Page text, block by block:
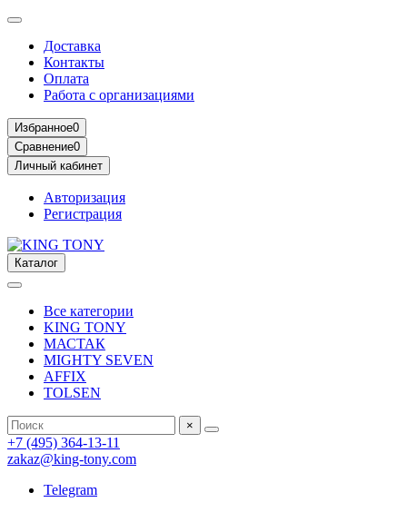
Доставка
Контакты
Оплата
Работа с организациями
Избранное0
Сравнение0
Личный кабинет
Авторизация
Регистрация
Каталог
Все категории
KING TONY
МАСТАК
MIGHTY SEVEN
AFFIX
TOLSEN
×
+7 (495) 364-13-11
zakaz@king-tony.com
Telegram